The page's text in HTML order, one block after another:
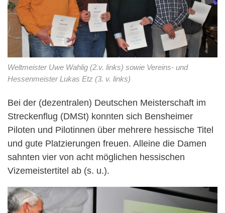
Weltmeister Uwe Wahlig (2.v. links) sowie Vereins- und
Hessenmeister Lukas Etz (3. v. links)
Bei der (dezentralen) Deutschen Meisterschaft im
Streckenflug (DMSt) konnten sich Bensheimer
Piloten und Pilotinnen über mehrere hessische Titel
und gute Platzierungen freuen. Alleine die Damen
sahnten vier von acht möglichen hessischen
Vizemeistertitel ab (s. u.).